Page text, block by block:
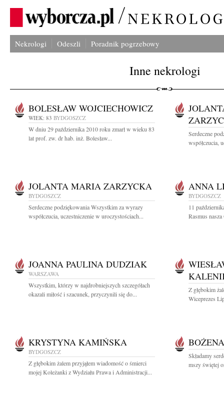
Nekrologi Odeszli Poradnik pogrzebowy
Inne nekrologi
BOLESŁAW WOJCIECHOWICZ
WIEK: 83 BYDGOSZCZ
W dniu 29 października 2010 roku zmarł w wieku 83
lat prof. zw. dr hab. inż. Bolesław...
Serdeczne
współczucia,
JOLANTA MARIA ZARZYCKA
BYDGOSZCZ
Serdeczne podziękowania Wszystkim za wyrazy
współczucia, uczestniczenie w uroczystościach...
ANNA
BYDGOSZCZ
11
Rasmus
JOANNA PAULINA DUDZIAK
WARSZAWA
Wszystkim, którzy w najdrobniejszych szczegółach
okazali miłość i szacunek, przyczynili się do...
Z głębokim
Wiceprezes
KRYSTYNA KAMIŃSKA
BYDGOSZCZ
Z głębokim żalem przyjąłem wiadomość o śmierci
mojej Koleżanki z Wydziału Prawa i Administracji...
Składamy
mszy świętej